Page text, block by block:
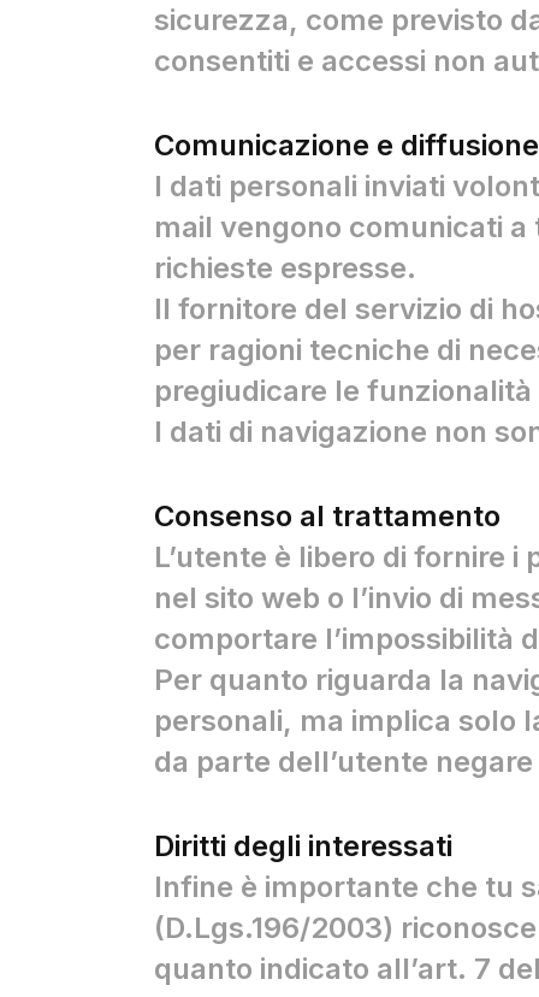
sicurezza, come previsto
consentiti e accessi non
Comunicazione e
I dati personali inviati
mail vengono comunicati
richieste espresse.
Il fornitore del servizio di
per ragioni tecniche di
pregiudicare le funzionalità
I dati di navigazione non
Consenso al trattamento
L’utente è libero di fornire
nel sito web o l’invio di
comportare l’impossibilità
Per quanto riguarda la
personali, ma implica solo
da parte dell’utente
Diritti degli interessati
Infine è importante che tu
(D.Lgs.196/2003)
quanto indicato all’art. 7
alla circolarità non solo
di sostenibilità, ma
e proprio linguaggio
della collezione
il disegno della placca,
scompare: vuole